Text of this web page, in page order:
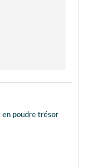
en poudre trésor